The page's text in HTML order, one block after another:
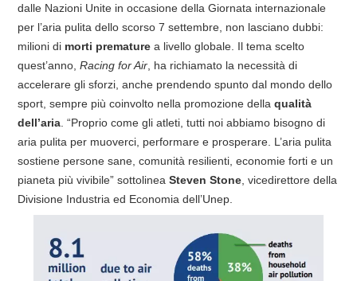
dalle Nazioni Unite in occasione della Giornata internazionale
per l’aria pulita dello scorso 7 settembre, non lasciano dubbi:
milioni di morti premature a livello globale. Il tema scelto
quest’anno, Racing for Air , ha richiamato la necessità di
accelerare gli sforzi, anche prendendo spunto dal mondo dello
sport, sempre più coinvolto nella promozione della qualità
dell’aria . “Proprio come gli atleti, tutti noi abbiamo bisogno di
aria pulita per muoverci, performare e prosperare. L’aria pulita
sostiene persone sane, comunità resilienti, economie forti e un
pianeta più vivibile” sottolinea Steven Stone , vicedirettore della
Divisione Industria ed Economia dell’Unep.